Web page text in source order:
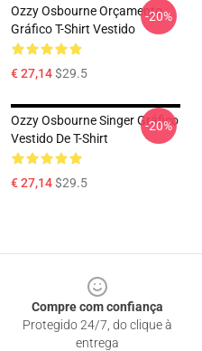
Ozzy Osbourne Orçamento
Gráfico T-Shirt Vestido
€ 27,14$29.5
-20%
Ozzy Osbourne Singer Gráfico
Vestido De T-Shirt
€ 27,14$29.5
-20%
Compre com confiança
Protegido 24/7, do clique à
entrega